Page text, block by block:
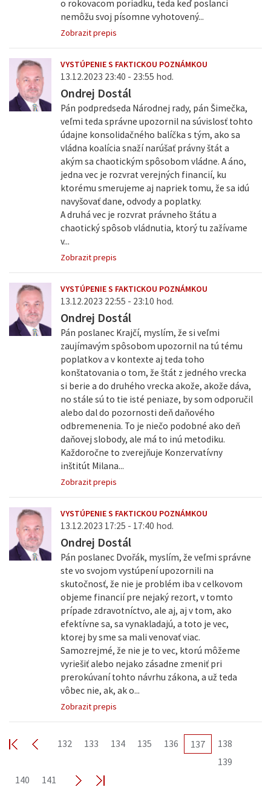
o rokovacom poriadku, teda keď poslanci
nemôžu svoj písomne vyhotovený...
Zobrazit prepis
VYSTÚPENIE S FAKTICKOU POZNÁMKOU
13.12.2023 23:40 - 23:55 hod.
Ondrej Dostál
Pán podpredseda Národnej rady, pán Šimečka,
veľmi teda správne upozornil na súvislosť tohto
údajne konsolidačného balíčka s tým, ako sa
vládna koalícia snaží narúšať právny štát a
akým sa chaotickým spôsobom vládne. A áno,
jedna vec je rozvrat verejných financií, ku
ktorému smerujeme aj napriek tomu, že sa idú
navyšovať dane, odvody a poplatky.
A druhá vec je rozvrat právneho štátu a
chaotický spôsob vládnutia, ktorý tu zažívame
v...
Zobrazit prepis
VYSTÚPENIE S FAKTICKOU POZNÁMKOU
13.12.2023 22:55 - 23:10 hod.
Ondrej Dostál
Pán poslanec Krajčí, myslím, že si veľmi
zaujímavým spôsobom upozornil na tú tému
poplatkov a v kontexte aj teda toho
konštatovania o tom, že štát z jedného vrecka
si berie a do druhého vrecka akože, akože dáva,
no stále sú to tie isté peniaze, by som odporučil
alebo dal do pozornosti deň daňového
odbremenenia. To je niečo podobné ako deň
daňovej slobody, ale má to inú metodiku.
Každoročne to zverejňuje Konzervatívny
inštitút Milana...
Zobrazit prepis
VYSTÚPENIE S FAKTICKOU POZNÁMKOU
13.12.2023 17:25 - 17:40 hod.
Ondrej Dostál
Pán poslanec Dvořák, myslím, že veľmi správne
ste vo svojom vystúpení upozornili na
skutočnosť, že nie je problém iba v celkovom
objeme financií pre nejaký rezort, v tomto
prípade zdravotníctvo, ale aj, aj v tom, ako
efektívne sa, sa vynakladajú, a toto je vec,
ktorej by sme sa mali venovať viac.
Samozrejmé, že nie je to vec, ktorú môžeme
vyriešiť alebo nejako zásadne zmeniť pri
prerokúvaní tohto návrhu zákona, a už teda
vôbec nie, ak, ak o...
Zobrazit prepis
132 133 134 135 136 137
138
139
140
141